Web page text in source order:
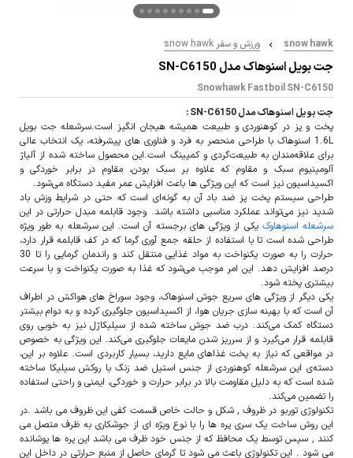
snow hawk ورزش و سفر snow hawk
جت بویل اسنوهاک مدل SN-C6150
Snowhawk Fastboil SN-C6150
جت بویل اسنوهاک مدل SN-C6150 :
پخت و پز در کوهنوردی و طبیعت همیشه هیجان انگیز است.سرشعله جت بویل
1.6L اسنوهاک با طراحی منحصر به فرد و فناوری‌ های پیشرفته، یک انتخاب عالی
برای علاقه‌مندان به طبیعت‌گردی و کمپینگ است.این محصول ساخته شده از آلیاژ
آلومینیوم سبک و مقاوم که علاوه بر سبک بودن، مقاوم در برابر خوردگی و
اکسیداسیون نیز است که این ویژگی‌ ها باعث افزایش عمر مفید دستگاه می‌شود.
طراحی سیستم پخت پز ضد باد آن به گونه‌ای است که حتی در شرایط وزش باد
شدید نیز می‌تواند عملکرد مناسبی داشته باشد. وجود قابلمه مبدل حرارتی در این
سرشعله اسنوهاوک یکی از ویژگی‌ های برجسته آن است. این سرشعله به طور ویژه
طراحی شده است تا با استفاده از حلقه جمع‌ آوری گرما که در کف قابلمه قرار دارد،
حرارت را به صورت یکنواخت به مواد غذایی منتقل کند و راندمان گرمایی را تا 30
درصد افزایش دهد. این امر موجب می‌شود که غذا به صورت یکنواخت و با سرعت
بیشتری پخته شود.
یکی دیگر از ویژگی‌ های سریع جوش اسنوهاک، وجود سوراخ‌ های هواکش در اطراف
آن است که با بهینه‌ سازی جریان هوا، از اکسیداسیون جلوگیری کرده و به دوام بیشتر
دستگاه کمک می‌کند. درب ضد جوش ساخته شده از سیلیکاژل نیز به خوبی روی
قابلمه قرار می‌گیرد و از سرریز شدن مایعات جلوگیری می‌کند. این ویژگی به خصوص
در مواقعی که نیاز به پخت غذاهای مایع دارید، بسیار کاربردی است. علاوه بر این،
دسته‌ی این سرشعله کوهنوردی از جنس استیل ضد زنگ با روکش سیلیکا ساخته
شده است که به دلیل مقاومت بالا در برابر حرارت و خوردگی، ایمنی و راحتی استفاده
را تضمین می‌کند.
تکنولوژی توربو در ظروف , شکل و حالت خاص قسمت کفی این ظروف می باشد .در
این روش ساخت یک سری پره ها را با نوع ویژه ای از جوشکاری به ظرف متصل می
کنند , سپس توسط یک محافظ که از جنس خود ظرف می باشد این پره ها پوشانده
می شود . این تکنولوژی باعث می شود تا گرمای حاصل از منبع حرارتی در داخل این